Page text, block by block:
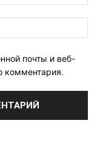
почты и веб-
комментария.